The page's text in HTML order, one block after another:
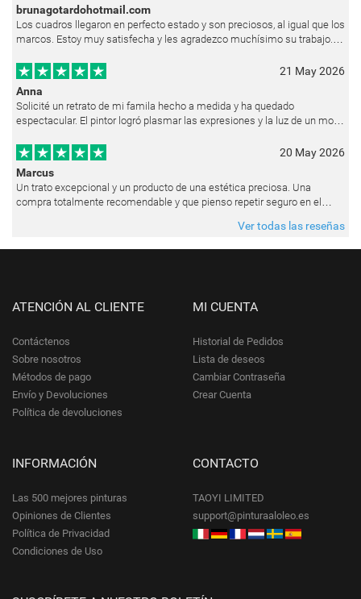
brunagotardohotmail.com
Los cuadros llegaron en perfecto estado y son preciosos, al igual que los
marcos. Estoy muy satisfecha y les agradezco muchísimo su trabajo.
21 May 2026
Anna
Solicité un retrato de mi famila hecho a medida y ha quedado
espectacular. El pintor logró plasmar las expresiones y la luz de un modo
20 May 2026
Marcus
Un trato excepcional y un producto de una estética preciosa. Una
compra totalmente recomendable y que pienso repetir seguro en el
Ver todas las reseñas
ATENCIÓN AL CLIENTE
Contáctenos
Sobre nosotros
Métodos de pago
Envío y Devoluciones
Política de devoluciones
MI CUENTA
Historial de Pedidos
Lista de deseos
Cambiar Contraseña
Crear Cuenta
INFORMACIÓN
Las 500 mejores pinturas
Opiniones de Clientes
Política de Privacidad
Condiciones de Uso
CONTACTO
TAOYI LIMITED
support@pinturaaloleo.es